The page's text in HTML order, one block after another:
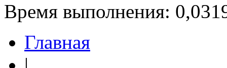
Время выполнения:
Главная